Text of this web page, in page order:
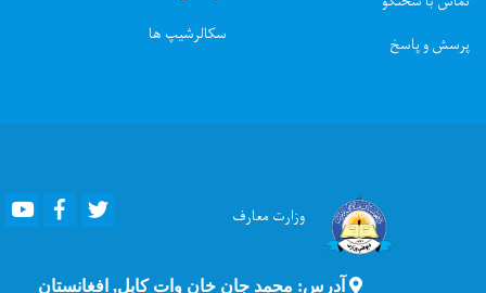
پرسش و پاسخ
سکالرشیپ ها
وزارت معارف Youtube Facebook
آدرس: محمد جان خان وات کابل, افغانستان